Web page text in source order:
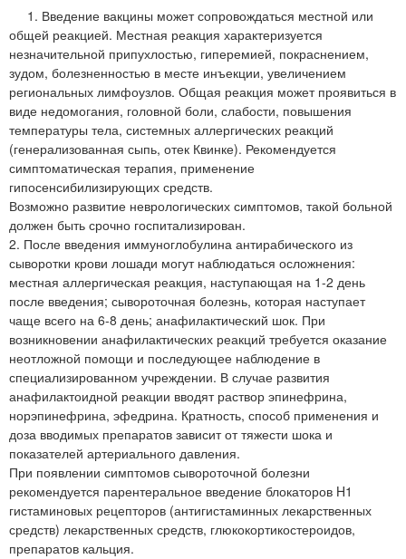
1. Введение вакцины может сопровождаться местной или
общей реакцией. Местная реакция характеризуется
незначительной припухлостью, гиперемией, покраснением,
зудом, болезненностью в месте инъекции, увеличением
региональных лимфоузлов. Общая реакция может проявиться в
виде недомогания, головной боли, слабости, повышения
температуры тела, системных аллергических реакций
(генерализованная сыпь, отек Квинке). Рекомендуется
симптоматическая терапия, применение
гипосенсибилизирующих средств.
Возможно развитие неврологических симптомов, такой больной
должен быть срочно госпитализирован.
2. После введения иммуноглобулина антирабического из
сыворотки крови лошади могут наблюдаться осложнения:
местная аллергическая реакция, наступающая на 1-2 день
после введения; сывороточная болезнь, которая наступает
чаще всего на 6-8 день; анафилактический шок. При
возникновении анафилактических реакций требуется оказание
неотложной помощи и последующее наблюдение в
специализированном учреждении. В случае развития
анафилактоидной реакции вводят раствор эпинефрина,
норэпинефрина, эфедрина. Кратность, способ применения и
доза вводимых препаратов зависит от тяжести шока и
показателей артериального давления.
При появлении симптомов сывороточной болезни
рекомендуется парентеральное введение блокаторов H1
гистаминовых рецепторов (антигистаминных лекарственных
средств) лекарственных средств, глюкокортикостероидов,
препаратов кальция.